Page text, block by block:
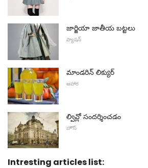
జార్జియా జాతీయ బట్టలు
ఫ్యాషన్
మాండరిన్ లిక్యుర్
ఆహార
ల్వివ్లో సందర్శించడం
హౌస్
Intresting articles list: